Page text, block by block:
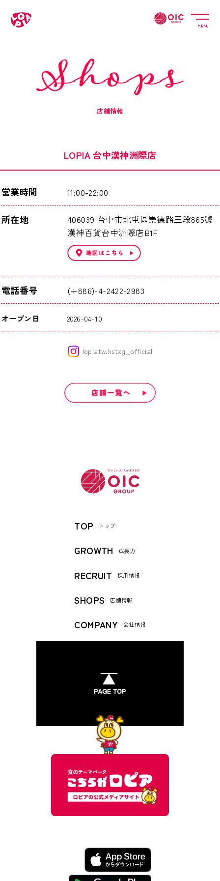
MENU
店舗情報
LOPIA 台中漢神洲際店
営業時間 11:00-22:00
所在地
406039 台中市北屯區崇德路三段865號
漢神百貨台中洲際店B1F
電話番号 (+886)-4-2422-2983
オープン日 2026-04-10
lopiatw.hstxg_official
TOP トップ
GROWTH 成長力
RECRUIT 採用情報
SHOPS 店舗情報
COMPANY 会社情報